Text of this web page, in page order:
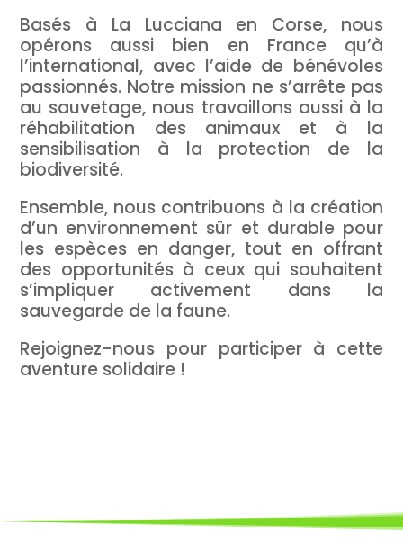
Basés à La Lucciana en Corse, nous
opérons aussi bien en France qu’à
l’international, avec l’aide de bénévoles
passionnés. Notre mission ne s’arrête pas
au sauvetage, nous travaillons aussi à la
réhabilitation des animaux et à la
sensibilisation à la protection de la
biodiversité.
Ensemble, nous contribuons à la création
d’un environnement sûr et durable pour
les espèces en danger, tout en offrant
des opportunités à ceux qui souhaitent
s’impliquer activement dans la
sauvegarde de la faune.
Rejoignez-nous pour participer à cette
aventure solidaire !